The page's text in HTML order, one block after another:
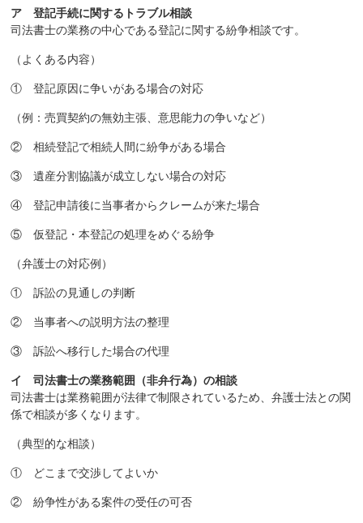
ア 登記手続に関するトラブル相談
司法書士の業務の中心である登記に関する紛争相談です。
（よくある内容）
① 登記原因に争いがある場合の対応
（例：売買契約の無効主張、意思能力の争いなど）
② 相続登記で相続人間に紛争がある場合
③ 遺産分割協議が成立しない場合の対応
④ 登記申請後に当事者からクレームが来た場合
⑤ 仮登記・本登記の処理をめぐる紛争
（弁護士の対応例）
① 訴訟の見通しの判断
② 当事者への説明方法の整理
③ 訴訟へ移行した場合の代理
イ 司法書士の業務範囲（非弁行為）の相談
司法書士は業務範囲が法律で制限されているため、弁護士法との関
係で相談が多くなります。
（典型的な相談）
① どこまで交渉してよいか
② 紛争性がある案件の受任の可否